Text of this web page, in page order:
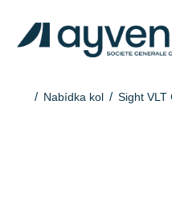
Nabídka kol Sight VLT